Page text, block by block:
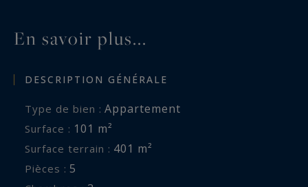
En savoir plus...
DESCRIPTION GÉNÉRALE
Type de bien : Appartement
Surface : 101 m²
Surface terrain : 401 m²
Pièces : 5